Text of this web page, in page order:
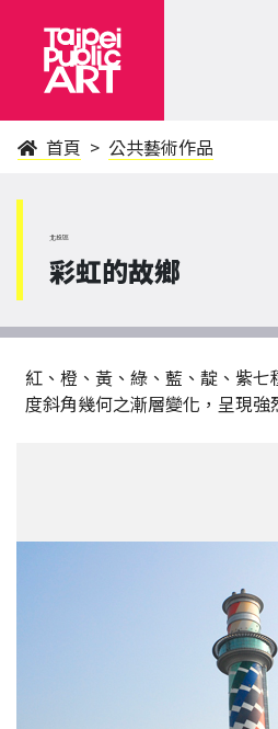
首頁 公共藝術作品
北投區
彩虹的故鄉
紅、橙、黃、綠、藍、靛、紫
度斜角幾何之漸層變化，呈現強